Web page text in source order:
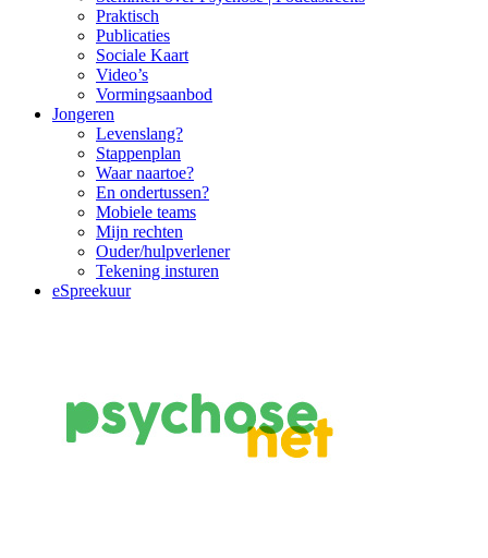
Praktisch
Publicaties
Sociale Kaart
Video’s
Vormingsaanbod
Jongeren
Levenslang?
Stappenplan
Waar naartoe?
En ondertussen?
Mobiele teams
Mijn rechten
Ouder/hulpverlener
Tekening insturen
eSpreekuur